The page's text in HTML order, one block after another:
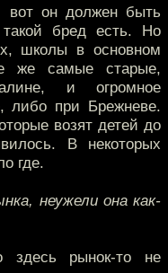
вот он должен быть
бред есть. Но
школы в основном
же самые старые,
и огромное
либо при Брежневе.
возят детей до
В некоторых
где.
неужели она как-
рынок-то не